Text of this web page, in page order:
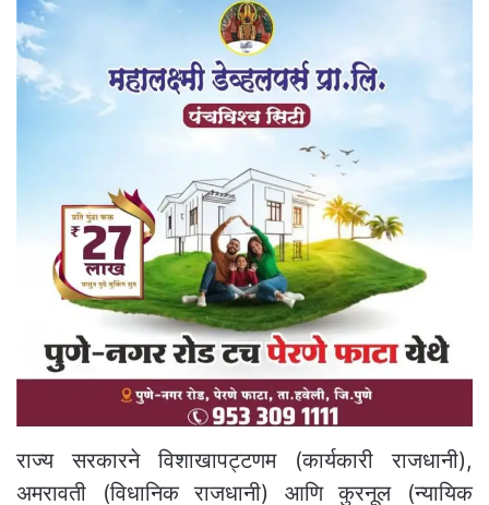
राज्य सरकारने विशाखापट्टणम (कार्यकारी राजधानी),
अमरावती (विधानिक राजधानी) आणि कुरनूल (न्यायिक